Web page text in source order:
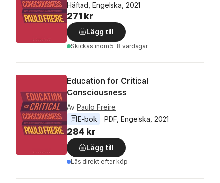
Häftad, Engelska, 2021
271 kr
Lägg till
Skickas inom 5-8 vardagar
Education for Critical
Consciousness
Av Paulo Freire
E-bok
PDF Engelska 2021
284 kr
Lägg till
Läs direkt efter köp